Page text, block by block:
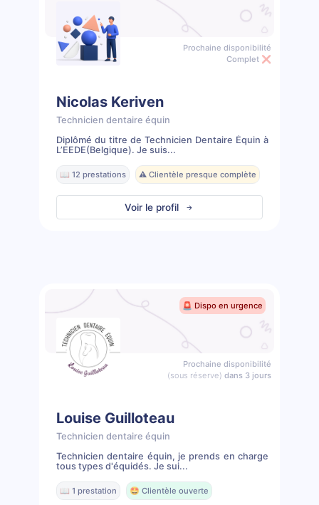
Prochaine disponibilité
Complet ❌
Nicolas Keriven
Technicien dentaire équin
Diplômé du titre de Technicien Dentaire Équin à
L’EEDE(Belgique). Je suis...
📖 12 prestations ⚠️ Clientèle presque complète
Voir le profil
🚨 Dispo en urgence
Prochaine disponibilité
(sous réserve) dans 3 jours
Louise Guilloteau
Technicien dentaire équin
Technicien dentaire équin, je prends en charge
tous types d'équidés. Je sui...
📖 1 prestation 🤩 Clientèle ouverte